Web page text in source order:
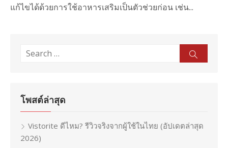
แก้ไขได้ด้วยการใช้อาหารเสริมเป็นตัวช่วยก่อน เช่น...
Search
โพสต์ล่าสุด
Vistorite ดีไหม? รีวิวจริงจากผู้ใช้ในไทย (อัปเดตล่าสุด
2026)